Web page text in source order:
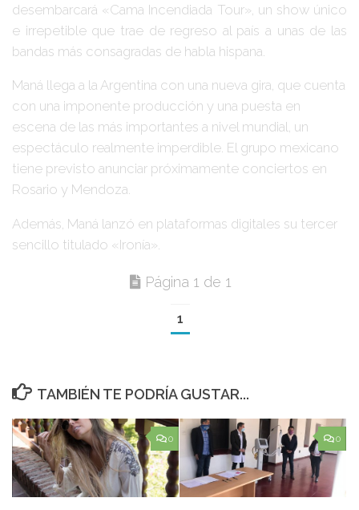
desembarcará «Cama Incendiada Tour» , un show único
e irrepetible que trae de regreso al país a unas de las
bandas más consagradas de habla hispana.
Maná llega a la Argentina con una nueva gira, que cuenta
con una imponente producción y una puesta en
escena de las más importantes a nivel mundial, un
espectáculo realmente imperdible. El grupo mexicano
tiene previsto anunciar próximamente conciertos en
Rosario y Mendoza.
Además, Maná lanzó en plataformas digitales su tercer
sencillo titulado «Ironía».
Página 1 de 1
1
TAMBIÉN TE PODRÍA GUSTAR...
0 0